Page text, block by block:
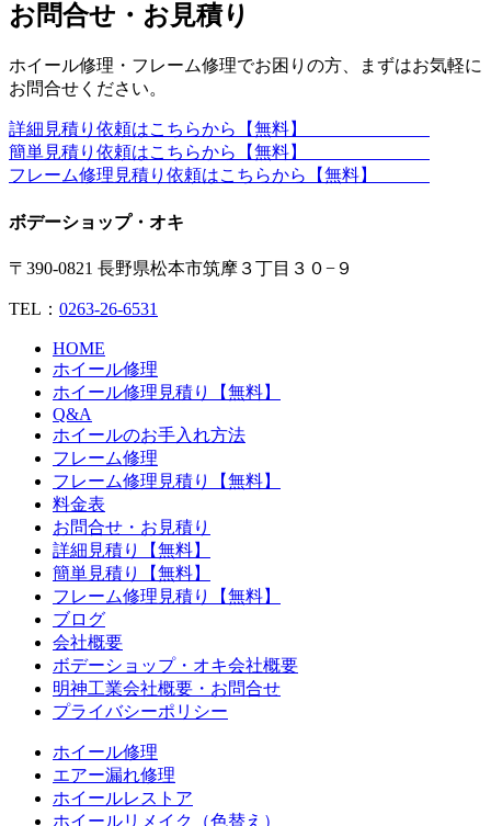
お問合せ・お見積り
ホイール修理・フレーム修理でお困りの方、まずはお気軽に
お問合せください。
詳細見積り依頼はこちらから【無料】
簡単見積り依頼はこちらから【無料】
フレーム修理見積り依頼はこちらから【無料】
ボデーショップ・オキ
〒390-0821 長野県松本市筑摩３丁目３０−９
TEL： 0263-26-6531
HOME
ホイール修理
ホイール修理見積り【無料】
Q&A
ホイールのお手入れ方法
フレーム修理
フレーム修理見積り【無料】
料金表
お問合せ・お見積り
詳細見積り【無料】
簡単見積り【無料】
フレーム修理見積り【無料】
ブログ
会社概要
ボデーショップ・オキ会社概要
明神工業会社概要・お問合せ
プライバシーポリシー
ホイール修理
エアー漏れ修理
ホイールレストア
ホイールリメイク（色替え）